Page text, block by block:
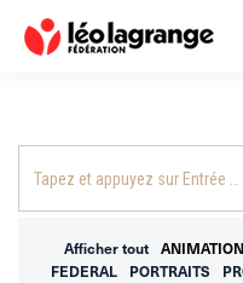
Afficher tout ANIMATION
FEDERAL
PORTRAITS